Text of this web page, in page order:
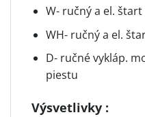
W- ručný a el.
WH- ručný a el.
D- ručné vykláp.
piestu
Výsvetlivky :